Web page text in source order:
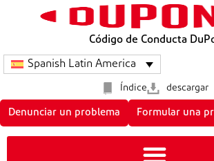
Código de Conducta
Spanish Latin America
Índice descargar
Denunciar un problema Formular una